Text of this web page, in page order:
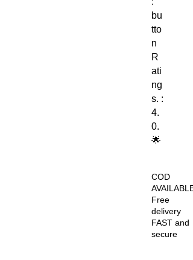
bu
tto
n
R
ati
ng
s. :
4.
0.
🌟
COD
AVAILABLE
Free
delivery
FAST and
secure